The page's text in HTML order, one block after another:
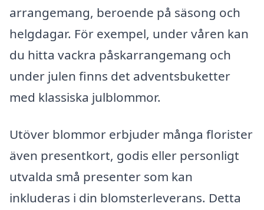
arrangemang, beroende på säsong och
helgdagar. För exempel, under våren kan
du hitta vackra påskarrangemang och
under julen finns det adventsbuketter
med klassiska julblommor.
Utöver blommor erbjuder många florister
även presentkort, godis eller personligt
utvalda små presenter som kan
inkluderas i din blomsterleverans. Detta